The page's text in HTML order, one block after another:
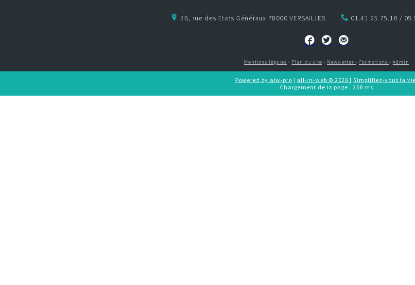
36, rue des Etats Généraux 78000 VERSAILLES 01.41.25.75.10 /
Mentions légales - Plan du site - Newsletter - Formations - Admin
Powered by aiw-pro | all-in-web © 2026 | Simplifiez-vous la
Chargement de la page : 230 ms